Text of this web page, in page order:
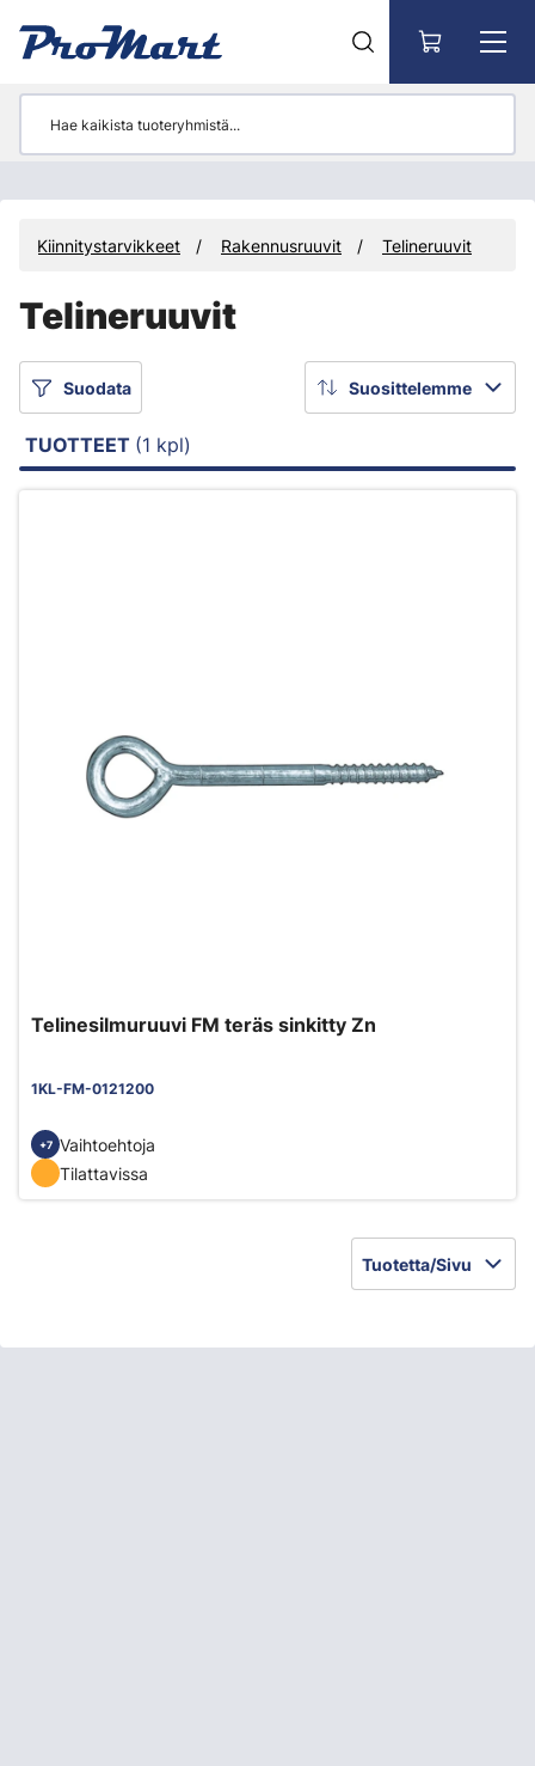
Kiinnitystarvikkeet Rakennusruuvit Telineruuvit
Telineruuvit
Suodata Suosittelemme
TUOTTEET (1 kpl)
Telinesilmuruuvi FM teräs sinkitty Zn
1KL-FM-0121200
+7 Vaihtoehtoja
Tilattavissa
Tuotetta/Sivu